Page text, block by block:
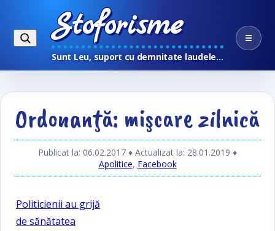
Stoforisme
Sunt Leu, suport cu demnitate laudele…
☰
Ordonanţă: mişcare zilnică
Publicat la: 06.02.2017 ♦ Actualizat la: 28.01.2019 ♦
Apolitice, Facebook
Politicienii au grijă
de sănătatea